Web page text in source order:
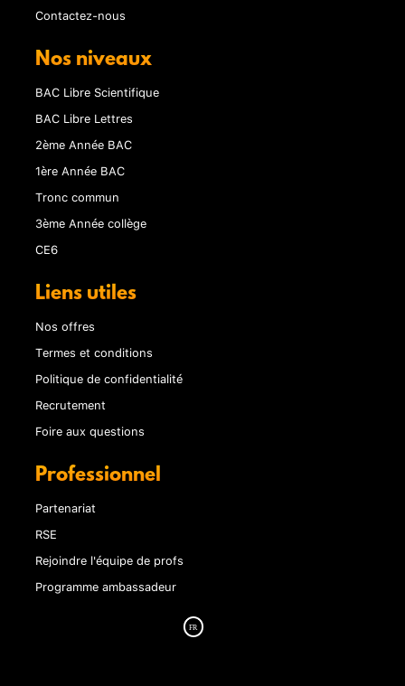
Contactez-nous
Nos niveaux
BAC Libre Scientifique
BAC Libre Lettres
2ème Année BAC
1ère Année BAC
Tronc commun
3ème Année collège
CE6
Liens utiles
Nos offres
Termes et conditions
Politique de confidentialité
Recrutement
Foire aux questions
Professionnel
Partenariat
RSE
Rejoindre l'équipe de profs
Programme ambassadeur